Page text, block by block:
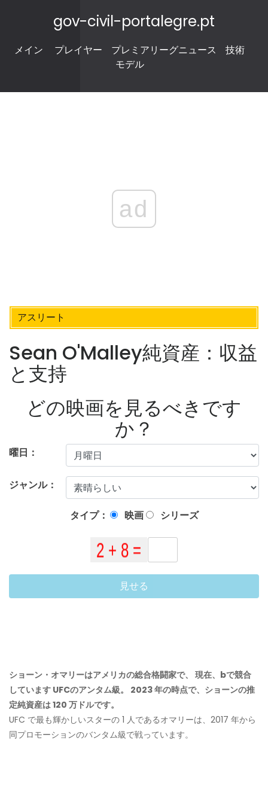
gov-civil-portalegre.pt
メイン プレイヤー プレミアリーグニュース
技術
モデル
ad
アスリート
Sean O'Malley純資産：収益
と支持
どの映画を見るべきです
か？
曜日：
ジャンル：
タイプ： 映画 シリーズ
見せる
ショーン・オマリーはアメリカの総合格闘家で、 現在、bで競合
しています UFCのアンタム級。 2023 年の時点で、ショーンの推
定純資産は 120 万ドルです。
UFC で最も輝かしいスターの 1 人であるオマリーは、2017 年から
同プロモーションのバンタム級で戦っています。